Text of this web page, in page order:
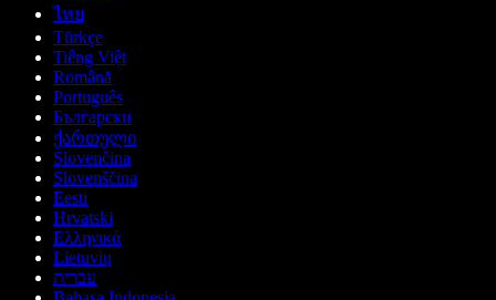
ไทย
Türkçe
Tiếng Việt
Română
Português
Български
ქართული
Slovenčina
Slovenščina
Eesti
Hrvatski
Ελληνικά
Lietuvių
עברית